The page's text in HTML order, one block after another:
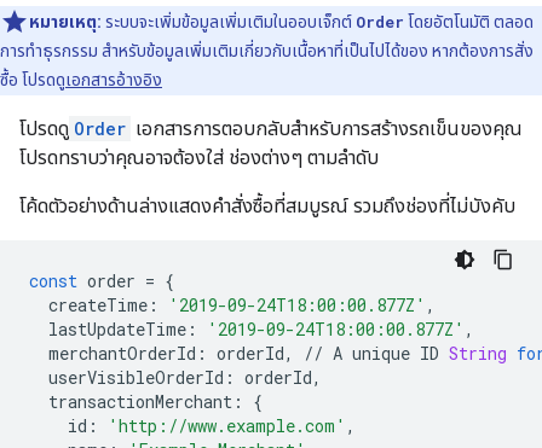
หมายเหตุ: ระบบจะเพิ่มข้อมูลเพิ่มเติมในออบเจ็กต์ Order โดยอัตโนมัติ ตลอด
การทำธุรกรรม สำหรับข้อมูลเพิ่มเติมเกี่ยวกับเนื้อหาที่เป็นไปได้ของ หากต้องการสั่ง
ซื้อ โปรดดูเอกสารอ้างอิง
โปรดดู Order เอกสารการตอบกลับสำหรับการสร้างรถเข็นของคุณ
โปรดทราบว่าคุณอาจต้องใส่ ช่องต่างๆ ตามลำดับ
โค้ดตัวอย่างด้านล่างแสดงคำสั่งซื้อที่สมบูรณ์ รวมถึงช่องที่ไม่บังคับ
const order = {
createTime : '2019-09-24T18:00:00.877Z' ,
lastUpdateTime : '2019-09-24T18:00:00.877Z' ,
merchantOrderId : orderId, // A unique ID String
userVisibleOrderId : orderId,
transactionMerchant :
{
id : 'http://www.example.com' ,